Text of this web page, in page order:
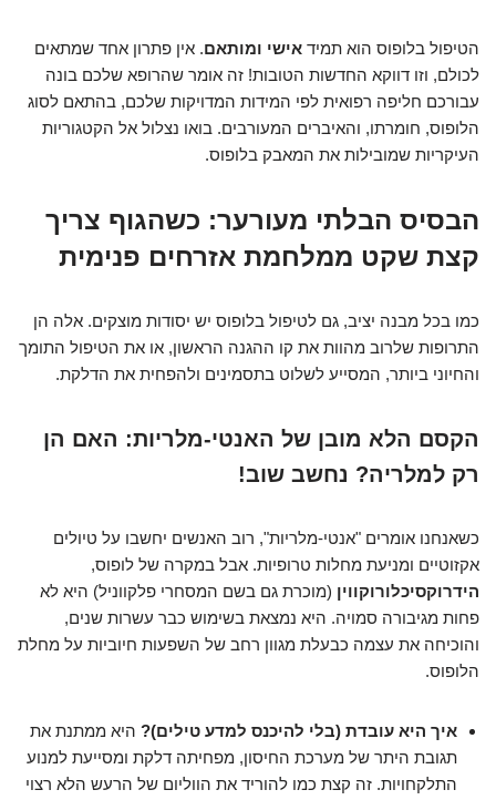
הטיפול בלופוס הוא תמיד אישי ומותאם. אין פתרון אחד שמתאים
לכולם, וזו דווקא החדשות הטובות! זה אומר שהרופא שלכם בונה
עבורכם חליפה רפואית לפי המידות המדויקות שלכם, בהתאם לסוג
הלופוס, חומרתו, והאיברים המעורבים. בואו נצלול אל הקטגוריות
העיקריות שמובילות את המאבק בלופוס.
הבסיס הבלתי מעורער: כשהגוף צריך
קצת שקט ממלחמת אזרחים פנימית
כמו בכל מבנה יציב, גם לטיפול בלופוס יש יסודות מוצקים. אלה הן
התרופות שלרוב מהוות את קו ההגנה הראשון, או את הטיפול התומך
והחיוני ביותר, המסייע לשלוט בתסמינים ולהפחית את הדלקת.
הקסם הלא מובן של האנטי-מלריות: האם הן
רק למלריה? נחשב שוב!
כשאנחנו אומרים "אנטי-מלריות", רוב האנשים יחשבו על טיולים
אקזוטיים ומניעת מחלות טרופיות. אבל במקרה של לופוס,
הידרוקסיכלורוקווין (מוכרת גם בשם המסחרי פלקווניל) היא לא
פחות מגיבורה סמויה. היא נמצאת בשימוש כבר עשרות שנים,
והוכיחה את עצמה כבעלת מגוון רחב של השפעות חיוביות על מחלת
הלופוס.
איך היא עובדת (בלי להיכנס למדע טילים)? היא ממתנת את
תגובת היתר של מערכת החיסון, מפחיתה דלקת ומסייעת למנוע
התלקחויות. זה קצת כמו להוריד את הווליום של הרעש הלא רצוי